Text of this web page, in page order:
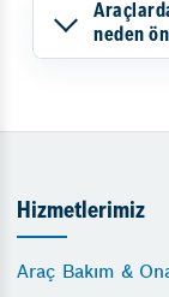
neden
Hizmetlerimiz
Araç Bakım &